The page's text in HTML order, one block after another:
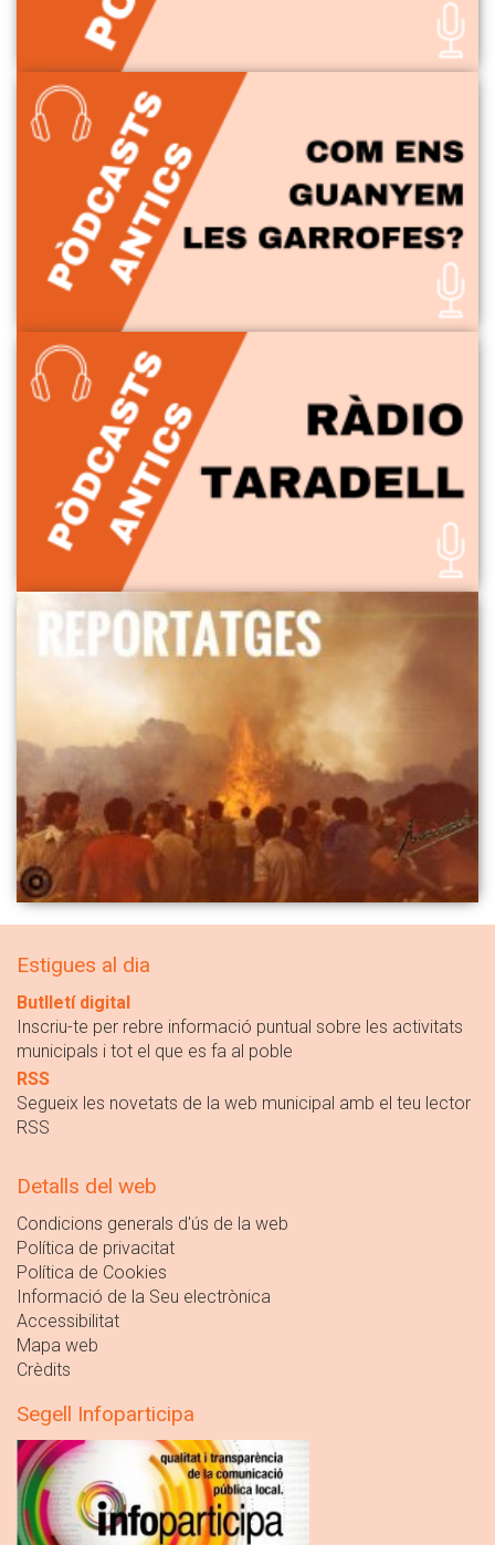
Estigues al dia
Butlletí digital
Inscriu-te per rebre informació puntual sobre les activitats
municipals i tot el que es fa al poble
RSS
Segueix les novetats de la web municipal amb el teu lector
RSS
Detalls del web
Condicions generals d'ús de la web
Política de privacitat
Política de Cookies
Informació de la Seu electrònica
Accessibilitat
Mapa web
Crèdits
Segell Infoparticipa